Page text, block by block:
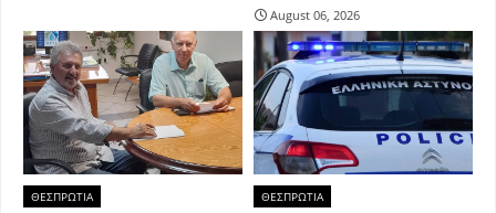
August 06, 2026
ΘΕΣΠΡΩΤΙΑ ΘΕΣΠΡΩΤΙΑ